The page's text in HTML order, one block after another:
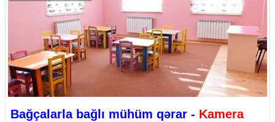
Bağçalarla bağlı mühüm qərar - Kamera